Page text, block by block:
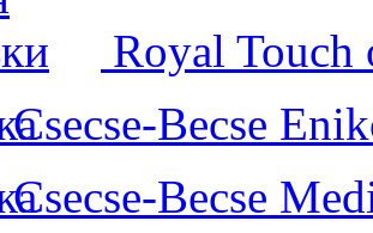
Royal Touch
Csecse-Becse
Csecse-Becse